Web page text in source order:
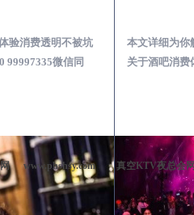
验消费透明不被坑
99997335微信同
本文详细为你
关于酒吧消费
www.phshsy.com 真空KTV夜总会网